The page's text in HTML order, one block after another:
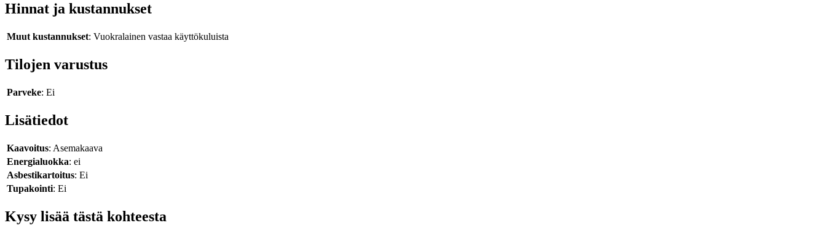
Hinnat ja kustannukset
Muut kustannukset: Vuokralainen vastaa käyttökuluista
Tilojen varustus
Parveke: Ei
Lisätiedot
Kaavoitus: Asemakaava
Energialuokka: ei
Asbestikartoitus: Ei
Tupakointi: Ei
Kysy lisää tästä kohteesta